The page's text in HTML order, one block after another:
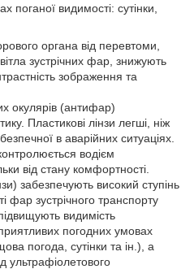
поганої видимості: сутінки,
органа від перевтоми,
зустрічних фар, знижують
зображення та
окулярів (антифар)
Пластикові лінзи легші, ніж
в аварійних ситуаціях.
водієм
від стану комфортності.
забезпечують високий ступінь
фар зустрічного транспорту
видимість
погодних умовах
погода, сутінки та ін.), а
ультрафіолетового